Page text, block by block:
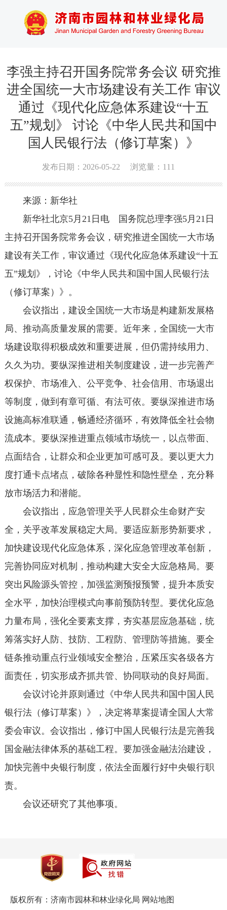
李强主持召开国务院常务会议 研究推
进全国统一大市场建设有关工作 审议
通过《现代化应急体系建设“十五
五”规划》 讨论《中华人民共和国中
国人民银行法（修订草案）》
发布日期：2026-05-22 浏览量： 111
来源：新华社
新华社北京5月21日电 国务院总理李强5月21日
主持召开国务院常务会议，研究推进全国统一大市场
建设有关工作，审议通过《现代化应急体系建设“十五
五”规划》，讨论《中华人民共和国中国人民银行法
（修订草案）》。
会议指出，建设全国统一大市场是构建新发展格
局、推动高质量发展的需要。近年来，全国统一大市
场建设取得积极成效和重要进展，但仍需持续用力、
久久为功。要纵深推进相关制度建设，进一步完善产
权保护、市场准入、公平竞争、社会信用、市场退出
等制度，做到有章可循、有法可依。要纵深推进市场
设施高标准联通，畅通经济循环，有效降低全社会物
流成本。要纵深推进重点领域市场统一，以点带面、
点面结合，让群众和企业更加可感可及。要以更大力
度打通卡点堵点，破除各种显性和隐性壁垒，充分释
放市场活力和潜能。
会议指出，应急管理关乎人民群众生命财产安
全，关乎改革发展稳定大局。要适应新形势新要求，
加快建设现代化应急体系，深化应急管理改革创新，
完善协同应对机制，推动构建大安全大应急格局。要
突出风险源头管控，加强监测预报预警，提升本质安
全水平，加快治理模式向事前预防转型。要优化应急
力量布局，强化全要素支撑，夯实基层应急基础，统
筹落实好人防、技防、工程防、管理防等措施。要全
链条推动重点行业领域安全整治，压紧压实各级各方
面责任，切实形成齐抓共管、协同联动的良好局面。
会议讨论并原则通过《中华人民共和国中国人民
银行法（修订草案）》，决定将草案提请全国人大常
委会审议。会议指出，修订中国人民银行法是完善我
国金融法律体系的基础工程。要加强金融法治建设，
加快完善中央银行制度，依法全面履行好中央银行职
责。
会议还研究了其他事项。
版权所有：济南市园林和林业绿化局 网站地图